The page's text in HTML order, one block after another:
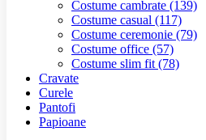
Costume cambrate (139)
Costume casual (117)
Costume ceremonie (79)
Costume office (57)
Costume slim fit (78)
Cravate
Curele
Pantofi
Papioane